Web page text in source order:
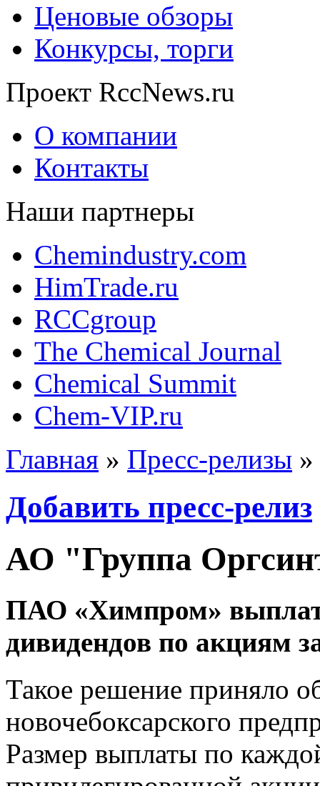
Ценовые обзоры
Конкурсы, торги
Проект RccNews.ru
О компании
Контакты
Наши партнеры
Chemindustry.com
HimTrade.ru
RCCgroup
The Chemical Journal
Chemical Summit
Chem-VIP.ru
Главная » Пресс-релизы »
Добавить пресс-релиз
АО "Группа
ПАО «Химпром»
дивидендов по акциям
Такое решение приняло
новочебоксарского
Размер выплаты по